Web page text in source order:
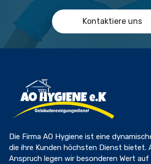
Kontaktiere uns
Die Firma AO Hygiene ist eine
die ihre Kunden höchsten Dienst bietet.
Anspruch legen wir besonderen Wert